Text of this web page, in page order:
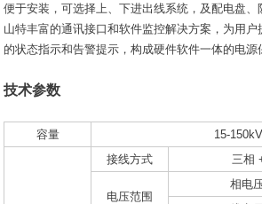
便于安装，可选择上、下进出线系统，及配电盘
山特丰富的通讯接口和软件监控解决方案，为用
的状态指示和告警提示，构成硬件软件一体的电源
技术参数
容量 15-
接线方式 三相
电压范围
相电